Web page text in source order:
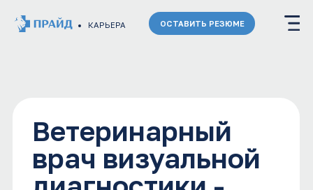
ОСТАВИТЬ РЕЗЮМЕ
диагностики -
УЗИ